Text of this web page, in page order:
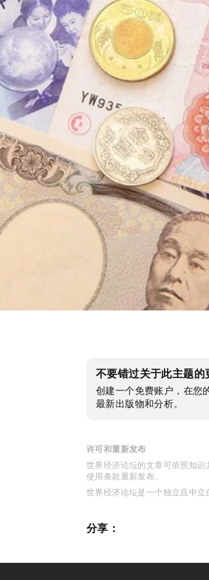
不要错过关于此主题的
创建一个免费账户，在您
最新出版物和分析。
许可和重新发布
世界经济论坛的文章可依照知
使用条款重新发布。
世界经济论坛是一个独立且中立
分享：